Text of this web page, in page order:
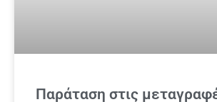
Παράταση στις